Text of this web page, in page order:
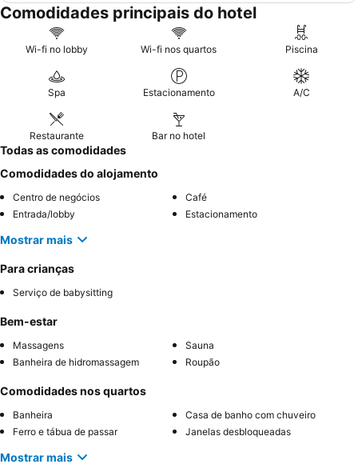
Comodidades principais do hotel
Wi-fi no lobby Wi-fi nos quartos Piscina
Spa Estacionamento A/C
Restaurante Bar no hotel
Todas as comodidades
Comodidades do alojamento
Centro de negócios
Café
Entrada/lobby
Estacionamento
Mostrar mais
Para crianças
Serviço de babysitting
Bem-estar
Massagens
Sauna
Banheira de hidromassagem
Roupão
Comodidades nos quartos
Banheira
Casa de banho com chuveiro
Ferro e tábua de passar
Janelas desbloqueadas
Mostrar mais